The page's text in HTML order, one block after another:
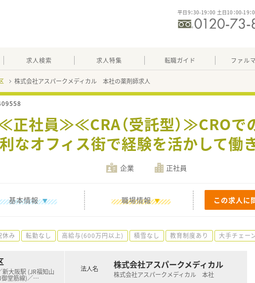
平日9：30-19：00 土日10：00-19
求人検索 求人特集 転職ガイド ファル
株式会社アスパークメディカル 本社の薬剤師求人
≪正社員≫≪CRA（受託型）
なオフィス街で経験を活かして働
企業 正社員
基本情報 職場情報 この求人に
休み 転勤なし 高給与(600万円以上) 積雪なし 教育制度あり 大手チェー
大阪駅 (JR福知山
堂筋線)／…
法人名 株式会社アスパークメディカル
株式会社アスパークメディカル 本社